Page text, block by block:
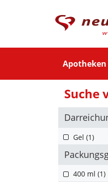
Apotheken
Suche
Gel (1)
400 ml (1)